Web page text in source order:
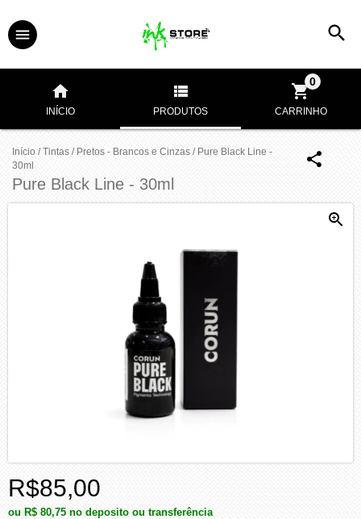
INÍCIO PRODUTOS CARRINHO
0
Início / Tintas / Pretos - Brancos e Cinzas / Pure Black Line -
30ml
Pure Black Line - 30ml
R$85,00
ou R$ 80,75 no deposito ou transferência